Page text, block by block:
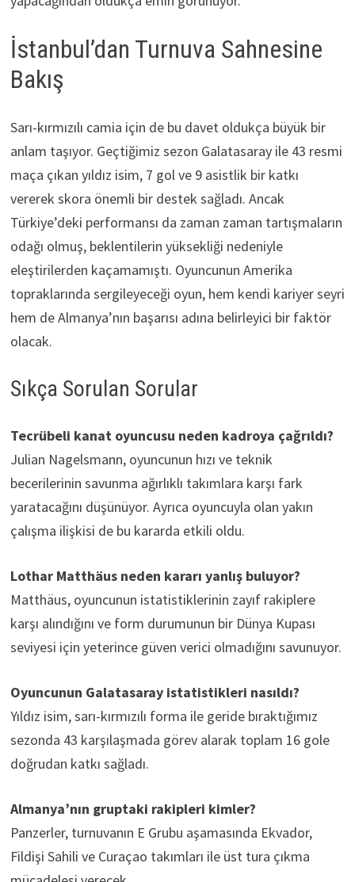
İstanbul’dan Turnuva Sahnesine
Bakış
Sarı-kırmızılı camia için de bu davet oldukça büyük bir
anlam taşıyor. Geçtiğimiz sezon Galatasaray ile 43 resmi
maça çıkan yıldız isim, 7 gol ve 9 asistlik bir katkı
vererek skora önemli bir destek sağladı. Ancak
Türkiye’deki performansı da zaman zaman tartışmaların
odağı olmuş, beklentilerin yüksekliği nedeniyle
eleştirilerden kaçamamıştı. Oyuncunun Amerika
topraklarında sergileyeceği oyun, hem kendi kariyer seyri
hem de Almanya’nın başarısı adına belirleyici bir faktör
olacak.
Sıkça Sorulan Sorular
Tecrübeli kanat oyuncusu neden kadroya çağrıldı?
Julian Nagelsmann, oyuncunun hızı ve teknik
becerilerinin savunma ağırlıklı takımlara karşı fark
yaratacağını düşünüyor. Ayrıca oyuncuyla olan yakın
çalışma ilişkisi de bu kararda etkili oldu.
Lothar Matthäus neden kararı yanlış buluyor?
Matthäus, oyuncunun istatistiklerinin zayıf rakiplere
karşı alındığını ve form durumunun bir Dünya Kupası
seviyesi için yeterince güven verici olmadığını savunuyor.
Oyuncunun Galatasaray istatistikleri nasıldı?
Yıldız isim, sarı-kırmızılı forma ile geride bıraktığımız
sezonda 43 karşılaşmada görev alarak toplam 16 gole
doğrudan katkı sağladı.
Almanya’nın gruptaki rakipleri kimler?
Panzerler, turnuvanın E Grubu aşamasında Ekvador,
Fildişi Sahili ve Curaçao takımları ile üst tura çıkma